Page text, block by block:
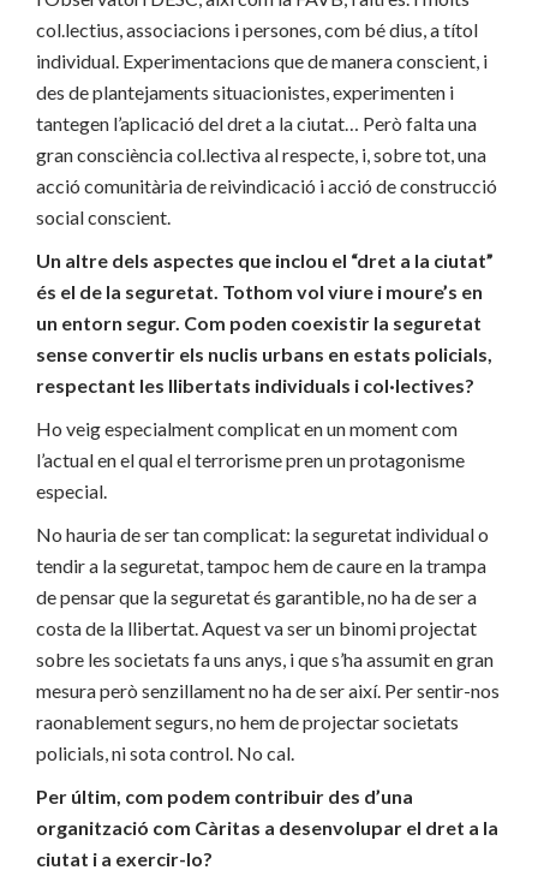
col.lectius, associacions i persones, com bé dius, a títol
individual. Experimentacions que de manera conscient, i
des de plantejaments situacionistes, experimenten i
tantegen l’aplicació del dret a la ciutat… Però falta una
gran consciència col.lectiva al respecte, i, sobre tot, una
acció comunitària de reivindicació i acció de construcció
social conscient.
Un altre dels aspectes que inclou el “dret a la ciutat”
és el de la seguretat. Tothom vol viure i moure’s en
un entorn segur. Com poden coexistir la seguretat
sense convertir els nuclis urbans en estats policials,
respectant les llibertats individuals i col·lectives?
Ho veig especialment complicat en un moment com
l’actual en el qual el terrorisme pren un protagonisme
especial.
No hauria de ser tan complicat: la seguretat individual o
tendir a la seguretat, tampoc hem de caure en la trampa
de pensar que la seguretat és garantible, no ha de ser a
costa de la llibertat. Aquest va ser un binomi projectat
sobre les societats fa uns anys, i que s’ha assumit en gran
mesura però senzillament no ha de ser així. Per sentir-nos
raonablement segurs, no hem de projectar societats
policials, ni sota control. No cal.
Per últim, com podem contribuir des d’una
organització com Càritas a desenvolupar el dret a la
ciutat i a exercir-lo?